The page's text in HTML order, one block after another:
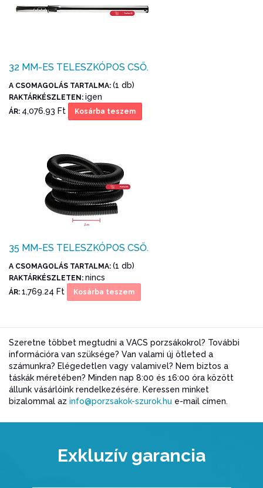
32 MM-ES TELESZKÓPOS CSŐ.
A CSOMAGOLÁS TARTALMA: (1 db)
RAKTÁRKÉSZLETEN: igen
ÁR: 4,076.93 Ft Kosárba teszem
35 MM-ES TELESZKÓPOS CSŐ.
A CSOMAGOLÁS TARTALMA: (1 db)
RAKTÁRKÉSZLETEN: nincs
ÁR: 1,769.24 Ft Kosárba teszem
Szeretne többet megtudni a VACS porzsákokrol? További
információra van szüksége? Van valami új ötleted a
számunkra? Elégedetlen vagy valamivel? Nem biztos a
táskák méretében? Minden nap 8:00 és 16:00 óra között
állunk vásárlóink rendelkezésére. Keressen minket
bizalommal az info@porzsakok-szurok.hu e-mail címen.
Exkluzív garancia